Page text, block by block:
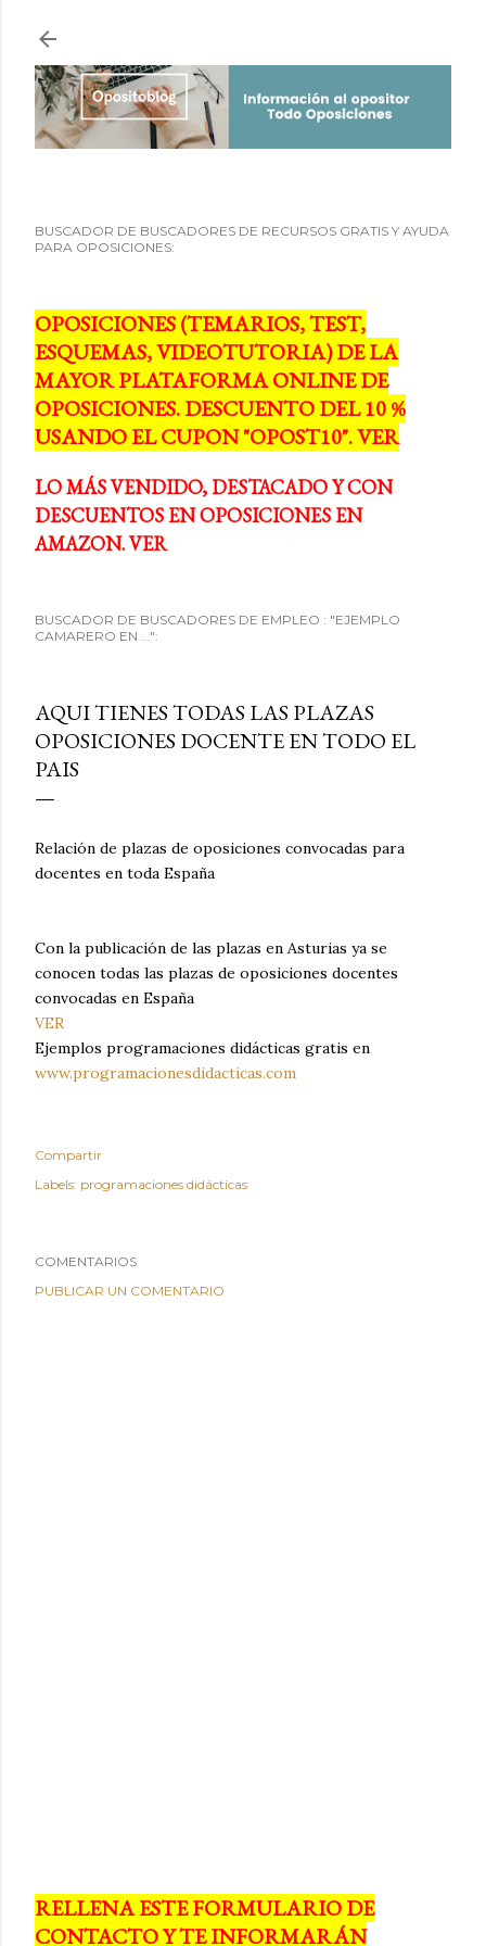
BUSCADOR DE BUSCADORES DE RECURSOS GRATIS Y AYUDA
PARA OPOSICIONES:
OPOSICIONES (TEMARIOS, TEST,
ESQUEMAS, VIDEOTUTORIA) DE LA
MAYOR PLATAFORMA ONLINE DE
OPOSICIONES. DESCUENTO DEL 10 %
USANDO EL CUPON "OPOST10". VER
LO MÁS VENDIDO, DESTACADO Y CON
DESCUENTOS EN OPOSICIONES EN
AMAZON. VER
BUSCADOR DE BUSCADORES DE EMPLEO : "EJEMPLO
CAMARERO EN ...":
AQUI TIENES TODAS LAS PLAZAS
OPOSICIONES DOCENTE EN TODO EL
PAIS
Relación de plazas de oposiciones convocadas para
docentes en toda España
Con la publicación de las plazas en Asturias ya se
conocen todas las plazas de oposiciones docentes
convocadas en España
VER
Ejemplos programaciones didácticas gratis en
www.programacionesdidacticas.com
Compartir
Labels: programaciones didácticas
COMENTARIOS
PUBLICAR UN COMENTARIO
RELLENA ESTE FORMULARIO DE
CONTACTO Y TE INFORMARÁN